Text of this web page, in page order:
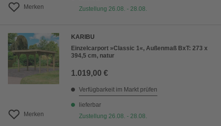
Merken
Zustellung 26.08. - 28.08.
Merken
KARIBU
Einzelcarport »Classic 1«, Außenmaß BxT: 273 x
394,5 cm, natur
1.019,00 €
Verfügbarkeit im Markt prüfen
lieferbar
Zustellung 26.08. - 28.08.